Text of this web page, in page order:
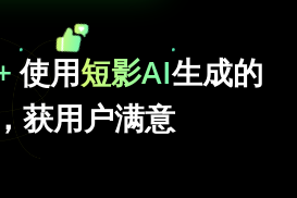
使用短影AI生成的
获用户满意